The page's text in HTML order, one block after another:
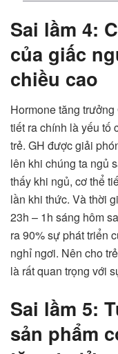
Sai lầm 4:
của giấc
chiều cao
Hormone tăng
tiết ra chính là yếu tố
trẻ. GH được giải
lên khi chúng ta ngủ
thấy khi ngủ, cơ thể
lần khi thức. Và thời
23h – 1h sáng hôm
ra 90% sự phát triển
nghỉ ngơi. Nên cho
là rất quan trọng với
Sai lầm 5:
sản phẩm